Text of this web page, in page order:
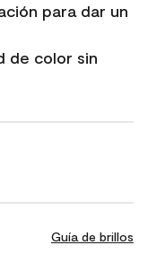
para dar un
de color sin
Guía de brillos